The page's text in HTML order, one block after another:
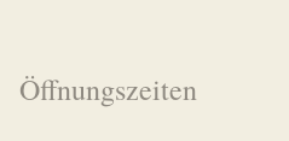
Öffnungszeiten